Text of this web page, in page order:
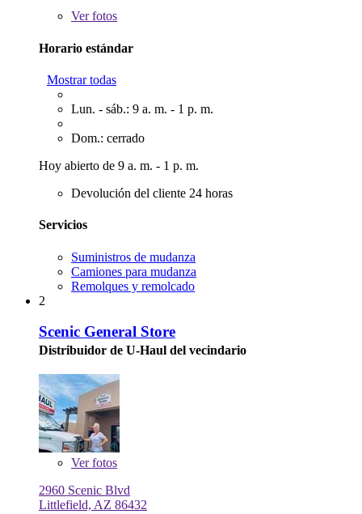
Verfotos
Horario estándar
Mostrar todas
Lun. - sáb.: 9 a. m. - 1 p. m.
Dom.: cerrado
Hoy abierto de 9 a. m. - 1 p. m.
Devolución del cliente 24 horas
Servicios
Suministros de mudanza
Camiones para mudanza
Remolques y remolcado
2
Scenic General Store
Distribuidor de U-Haul del vecindario
Verfotos
2960 Scenic Blvd
Littlefield, AZ 86432